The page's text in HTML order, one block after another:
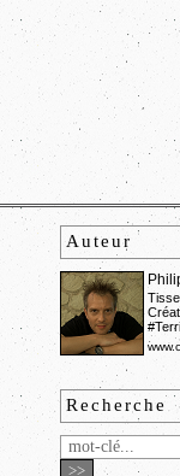
Auteur
Recherche